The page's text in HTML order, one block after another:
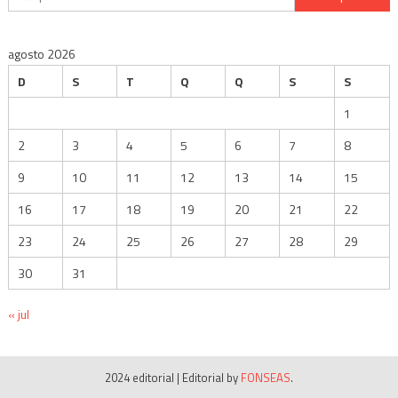
por:
agosto 2026
D
S T Q Q S
S
1
2
3 4 5 6 7
8
9
10 11 12 13 14
15
16
17 18 19 20 21
22
23
24 25 26 27 28
29
30
31
« jul
2024 editorial | Editorial by FONSEAS.